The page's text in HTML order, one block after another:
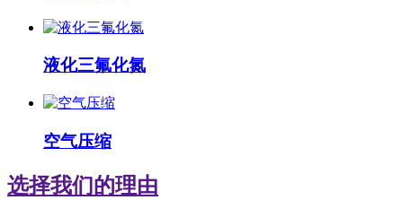
液化三氟化氮
空气压缩
选择我们的理由